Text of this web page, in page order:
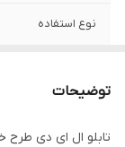
نوع استفاده
توضیحات
تابلو ال ای دی